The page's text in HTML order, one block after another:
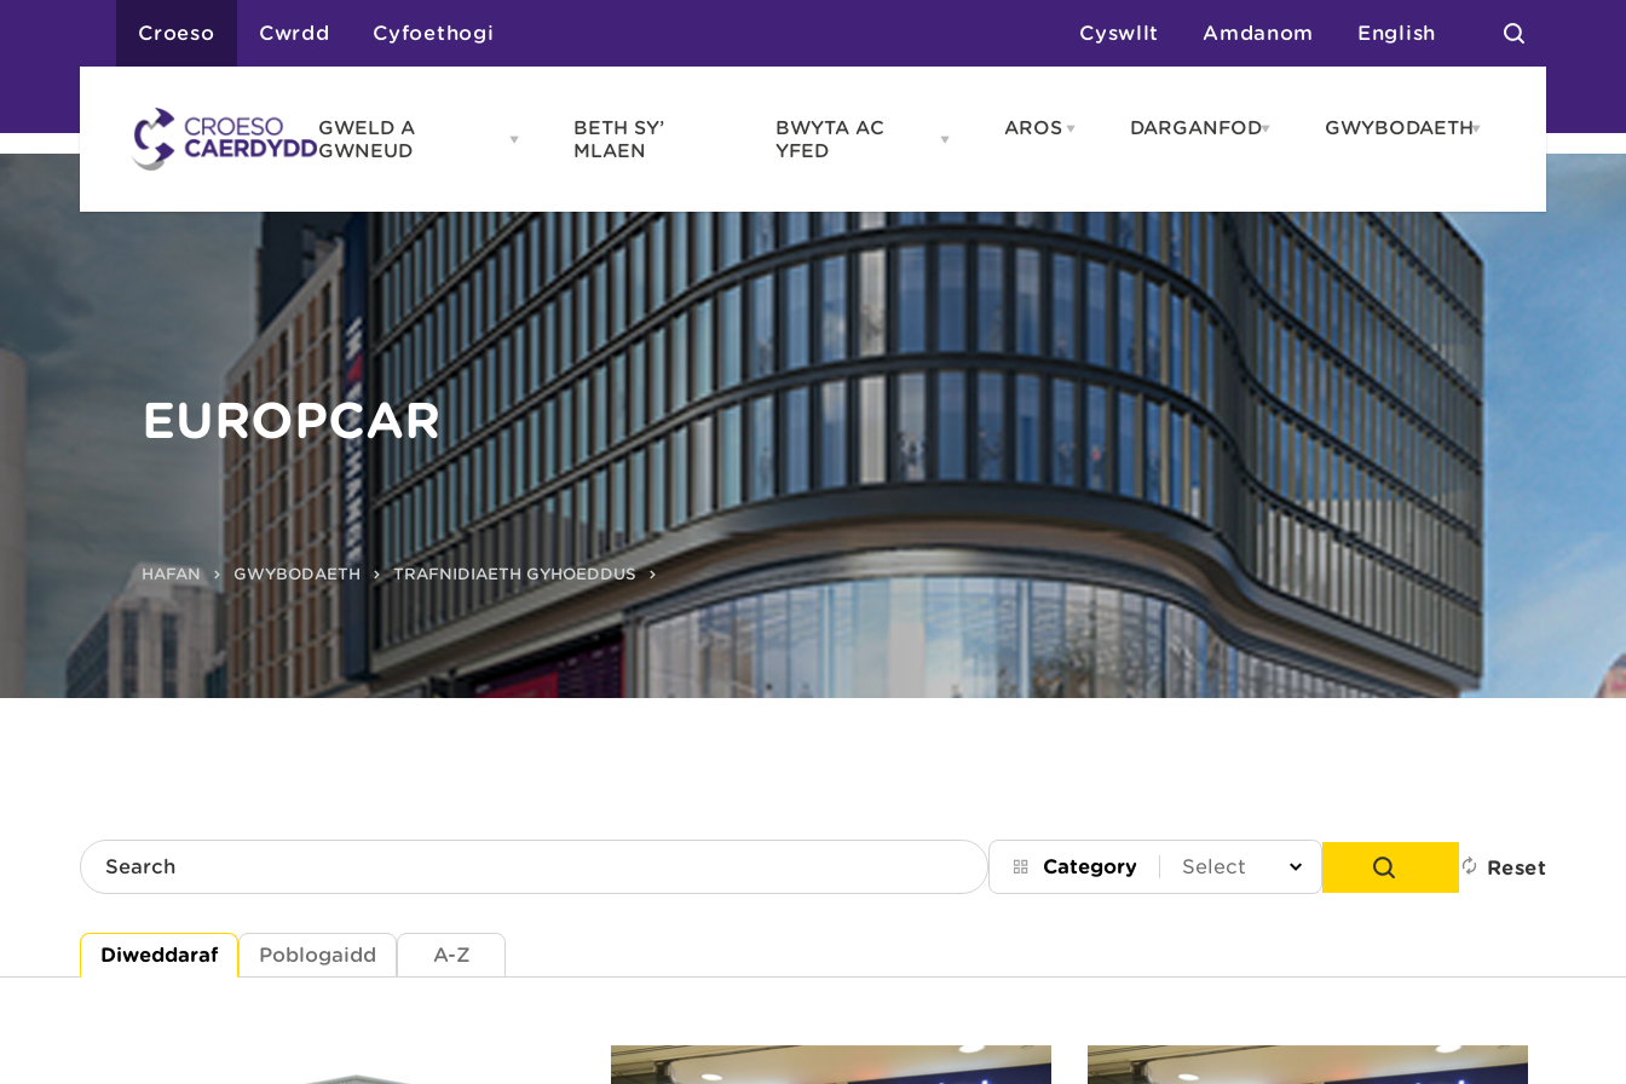
Croeso Cwrdd Cyfoethogi Cyswllt Amdanom English
GWELD A
GWNEUD
Open
GWNEUD
menu
Atyniadau
Gweithgareddau
Adloniant
Chwaraeon
Siopa
Teithiau a Golygfeydd
BETH SY’
MLAEN
BWYTA AC
YFED
Open
YFED
menu
Blas ar Gymru
Bwytai
Caffis a Delis
AROS Open
Gwestai
Hunan Arlwyo
Carafanau a Gwersylla
Rhagor o Leoedd
DARGANFODOpen
GWYBODAETHOpen
EUROPCAR
HAFAN GWYBODAETH TRAFNIDIAETH GYHOEDDUS
Search Category Reset
Diweddaraf Poblogaidd A-Z